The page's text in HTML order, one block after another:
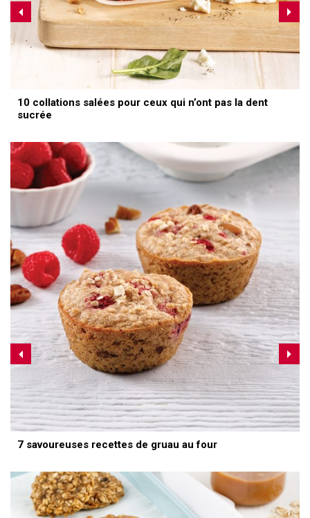
10 collations salées pour ceux qui n’ont pas la dent
sucrée
7 savoureuses recettes de gruau au four